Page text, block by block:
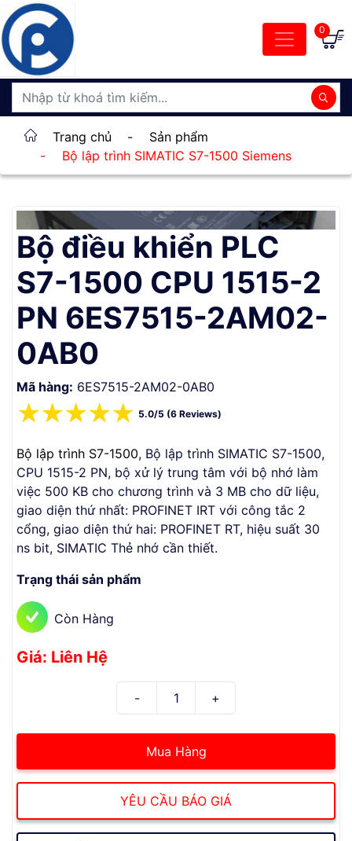
0
Trang chủ -
Sản phẩm
-
Bộ lập trình SIMATIC S7-1500 Siemens
Bộ điều khiển PLC
S7-1500 CPU 1515-2
PN 6ES7515-2AM02-
0AB0
Mã hàng: 6ES7515-2AM02-0AB0
☆
☆
☆
☆
☆ 5.0/5 (6 Reviews)
Bộ lập trình S7-1500, Bộ lập trình SIMATIC S7-1500,
CPU 1515-2 PN, bộ xử lý trung tâm với bộ nhớ làm
việc 500 KB cho chương trình và 3 MB cho dữ liệu,
giao diện thứ nhất: PROFINET IRT với công tắc 2
cổng, giao diện thứ hai: PROFINET RT, hiệu suất 30
ns bit, SIMATIC Thẻ nhớ cần thiết.
Trạng thái sản phẩm
Còn Hàng
Giá: Liên Hệ
Mua Hàng
YÊU CẦU BÁO GIÁ